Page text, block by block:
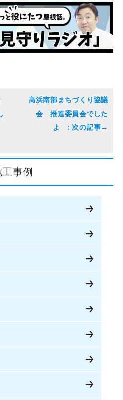
高浜南部まちづくり協議
会 推進委員会でした
よ
工事例